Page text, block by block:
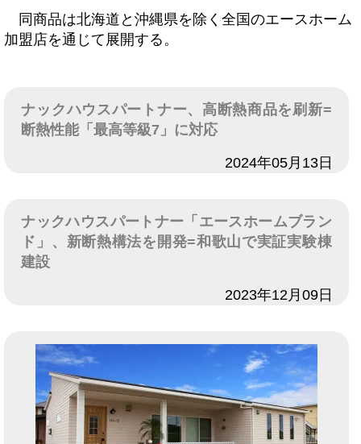
同商品は北海道と沖縄県を除く全国のエースホーム
加盟店を通じて展開する。
ナックハウスパートナー、高断熱商品を刷新=
断熱性能「最高等級7」に対応
2024年05月13日
ナックハウスパートナー「エースホームブラン
ド」、新断熱構法を開発=和歌山で実証実験棟
建設
2023年12月09日